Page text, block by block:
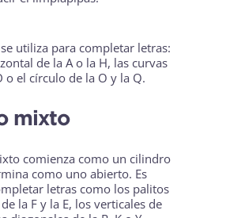
utiliza para completar letras:
de la A o la H, las curvas
o el círculo de la O y la Q.
mixto
comienza como un cilindro
como uno abierto. Es
letras como los palitos
la F y la E, los verticales de